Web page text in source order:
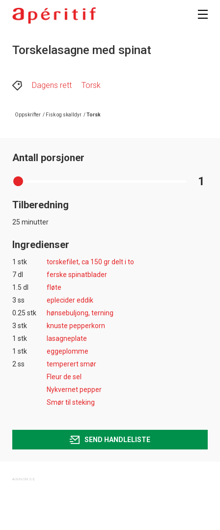
Torskelasagne med spinat
Dagens rett Torsk
Oppskrifter / Fisk og skalldyr /Torsk
Antall porsjoner
1
Tilberedning
25 minutter
Ingredienser
1 stk
torskefilet, ca 150 gr delt i to
7 dl
ferske spinatblader
1.5 dl
fløte
3 ss
eplecider eddik
0.25 stk
hønsebuljong, terning
3 stk
knuste pepperkorn
1 stk
lasagneplate
1 stk
eggeplomme
2 ss
temperert smør
Fleur de sel
Nykvernet pepper
Smør til steking
SEND HANDLELISTE